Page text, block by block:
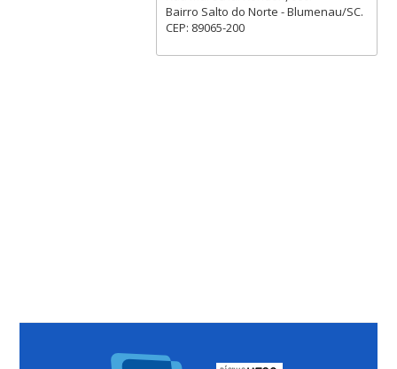
Bairro Salto do Norte - Blumenau/SC.
CEP: 89065-200